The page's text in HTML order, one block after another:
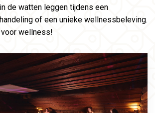
de watten leggen tijdens een
of een unieke wellnessbeleving.
voor wellness!